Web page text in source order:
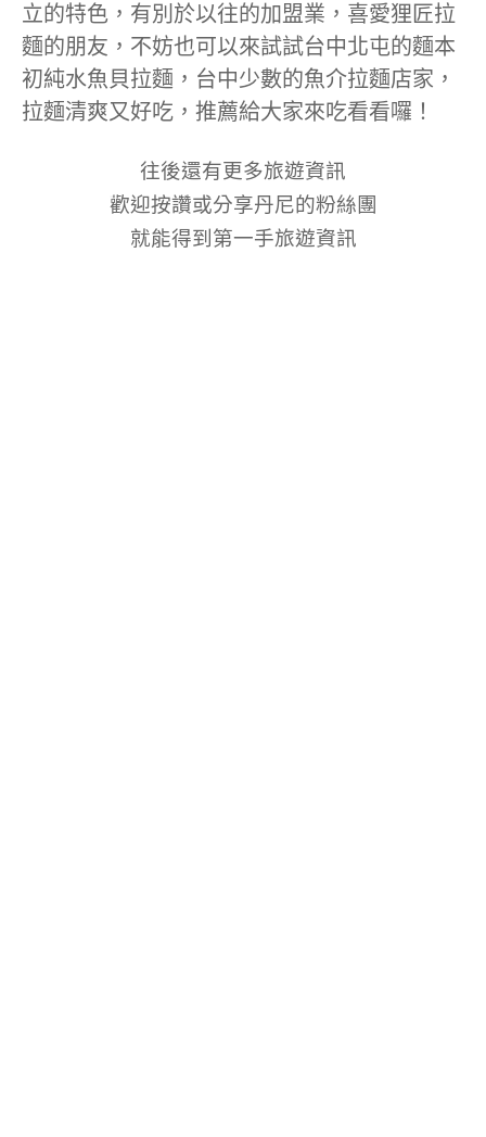
立的特色，有別於以往的加盟業，喜愛狸匠拉
麵的朋友，不妨也可以來試試台中北屯的麵本
初純水魚貝拉麵，台中少數的魚介拉麵店家，
拉麵清爽又好吃，推薦給大家來吃看看囉！
往後還有更多旅遊資訊
歡迎按讚或分享丹尼的粉絲團
就能得到第一手旅遊資訊